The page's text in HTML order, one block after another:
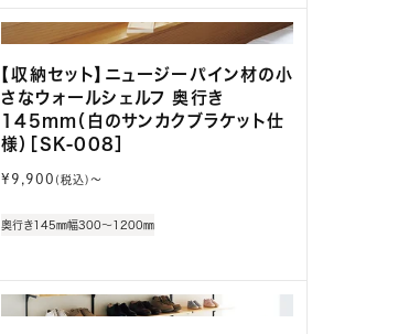
【収納セット】ニュージーパイン材の小
さなウォールシェルフ 奥行き
145mm（白のサンカクブラケット仕
様）［SK-008］
通
格
¥9,900 (税込)〜
奥行き145㎜幅300～1200㎜